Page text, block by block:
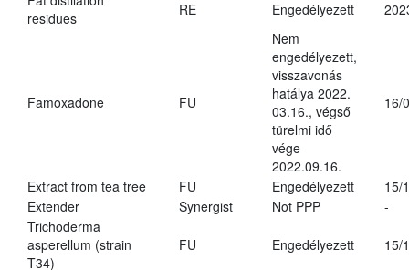
residues
RE Engedélyezett
Famoxadone FU
Nem
engedélyezett,
visszavonás
hatálya 2022.
03.16., végső
türelmi idő
vége
2022.09.16.
16/
Extract from tea tree FU Engedélyezett
15/
Extender
Synergist Not PPP
-
Trichoderma
asperellum (strain
T34)
FU Engedélyezett 15/